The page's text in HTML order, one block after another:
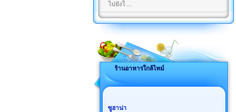
ไปยังใ ...
ร้านอาหารใกล้ไทม์
ซูฮาน่า